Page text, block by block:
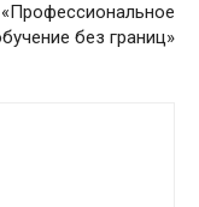
«Профессиональное
без границ»